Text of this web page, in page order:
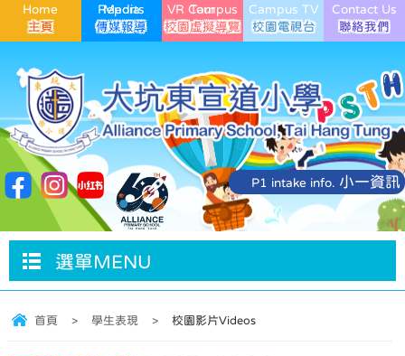
Home Media Reports VR Campus Tour Campus TV Contact Us
P1 intake info. 小一資訊
選單MENU
首頁 > 學生表現 > 校園影片Videos